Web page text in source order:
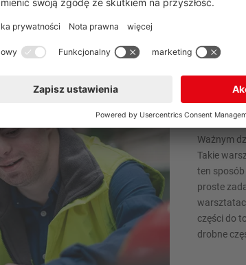
Pojęcie
Ważnym
Takie
ten
proste
części do
drobne